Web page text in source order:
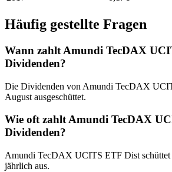
Häufig gestellte Fragen
Wann zahlt Amundi TecDAX
Dividenden?
Die Dividenden von Amundi TecDAX
August ausgeschüttet.
Wie oft zahlt Amundi TecDAX
Dividenden?
Amundi TecDAX UCITS ETF Dist schüttet
jährlich aus.